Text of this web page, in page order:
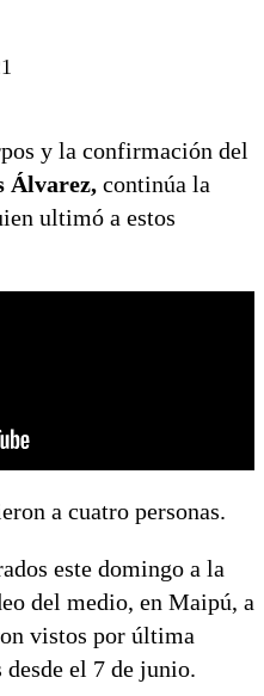
y la confirmación del
Álvarez, continúa la
ultimó a estos
a cuatro personas.
este domingo a la
del medio, en Maipú, a
vistos por última
desde el 7 de junio.